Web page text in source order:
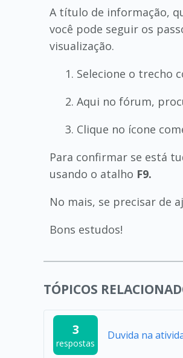
A título de informação,
você pode seguir os
visualização.
Selecione o trecho
Aqui no fórum,
Clique no ícone
Para confirmar se está
usando o atalho F9.
No mais, se precisar de
Bons estudos!
TÓPICOS
3
respostas
Duvida na